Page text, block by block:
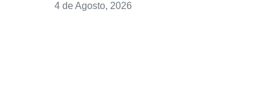
4 de Agosto, 2026